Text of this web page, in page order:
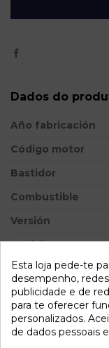
Dados do
Año fabricación
Código motor
Bastidor
Combustible
Versión
Modelo
Referência 810839
Disponível a partir
Esta loja pede-te
desempenho,
publicidade e de
para te oferecer
personalizados.
de dados pessoais